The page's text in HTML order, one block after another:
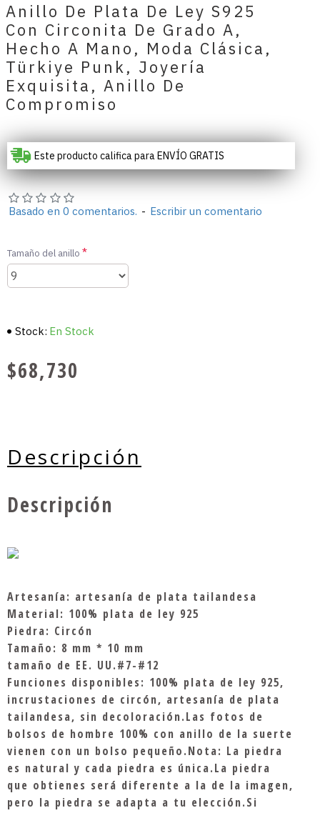
Anillo De Plata De Ley S925
Con Circonita De Grado A,
Hecho A Mano, Moda Clásica,
Türkiye Punk, Joyería
Exquisita, Anillo De
Compromiso
Este producto califica para ENVÍO GRATIS
Basado en 0 comentarios. - Escribir un comentario
$68,730
Stock: En Stock
Tamaño del anillo
Descripción
Descripción
Artesanía: artesanía de plata tailandesa
Material: 100% plata de ley 925
Piedra: Circón
Tamaño: 8 mm * 10 mm
tamaño de EE. UU.#7-#12
Funciones disponibles: 100% plata de ley 925,
incrustaciones de circón, artesanía de plata
tailandesa, sin decoloración.Las fotos de
bolsos de hombre 100% con anillo de la suerte
vienen con un bolso pequeño.Nota: La piedra
es natural y cada piedra es única.La piedra
que obtienes será diferente a la de la imagen,
pero la piedra se adapta a tu elección.Si